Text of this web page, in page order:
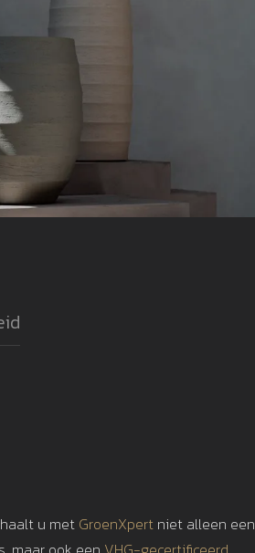
u met GroenXpert niet alleen een